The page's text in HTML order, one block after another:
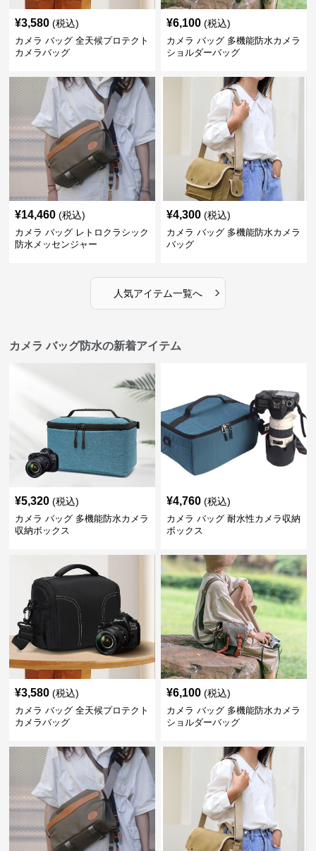
¥3,580 (税込)
カメラ バッグ 全天候プロテクト
カメラバッグ
¥6,100 (税込)
カメラ バッグ 多機能防水カメラ
ショルダーバッグ
¥14,460 (税込)
カメラ バッグ レトロクラシック
防水メッセンジャー
¥4,300 (税込)
カメラ バッグ 多機能防水カメラ
バッグ
人気アイテム一覧へ ›
カメラ バッグ防水の新着アイテム
¥5,320 (税込)
カメラ バッグ 多機能防水カメラ
収納ボックス
¥4,760 (税込)
カメラ バッグ 耐水性カメラ収納
ボックス
¥3,580 (税込)
カメラ バッグ 全天候プロテクト
カメラバッグ
¥6,100 (税込)
カメラ バッグ 多機能防水カメラ
ショルダーバッグ